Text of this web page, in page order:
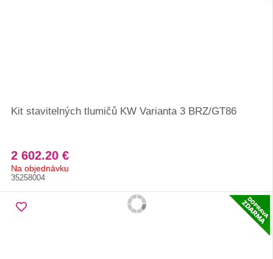
Kit stavitelných tlumičů KW Varianta 3 BRZ/GT86
2 602.20 €
Na objednávku
35258004